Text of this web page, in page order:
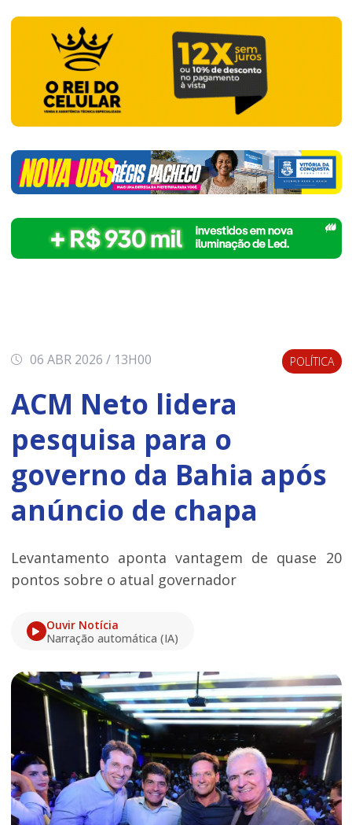
06 ABR 2026 / 13H00 POLÍTICA
ACM Neto lidera
pesquisa para o
governo da Bahia após
anúncio de chapa
Levantamento aponta vantagem de quase 20
pontos sobre o atual governador
Ouvir Notícia
Narração automática (IA)